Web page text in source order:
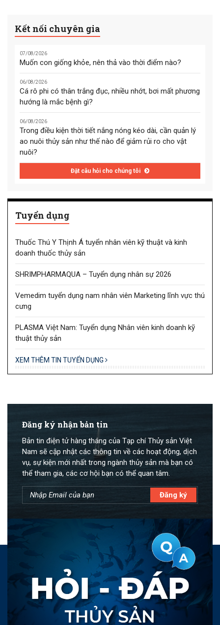
Kết nối chuyên gia
07/08/2026
Muốn con giống khỏe, nên thả vào thời điểm nào?
06/08/2026
Cá rô phi có thân trắng đục, nhiều nhớt, bơi mất phương
hướng là mắc bệnh gì?
06/08/2026
Trong điều kiện thời tiết nắng nóng kéo dài, cần quản lý
ao nuôi thủy sản như thế nào để giảm rủi ro cho vật
nuôi?
Đặt câu hỏi cho chúng tôi
Tuyển dụng
Thuốc Thú Y Thịnh Á tuyển nhân viên kỹ thuật và kinh
doanh thuốc thủy sản
SHRIMPHARMAQUA – Tuyển dụng nhân sự 2026
Vemedim tuyển dụng nam nhân viên Marketing lĩnh vực thú
cưng
PLASMA Việt Nam: Tuyển dụng Nhân viên kinh doanh kỹ
thuật thủy sản
XEM THÊM TIN TUYỂN DỤNG
Đăng ký nhận bản tin
Bản tin điện tử hàng tháng của Tạp chí Thủy sản Việt
Nam sẽ cập nhật các thông tin về các hoạt động, dịch
vụ, sự kiện mới nhất trong ngành thủy sản mà bạn có
thể tham gia, các cơ hội bạn có thể quan tâm.